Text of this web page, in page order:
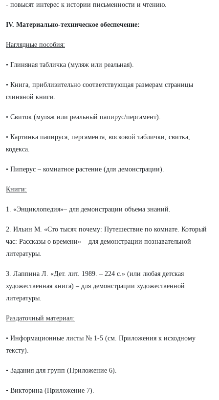
- повысят интерес к истории письменности и чтению.
IV. Материально-техническое обеспечение:
Наглядные пособия:
• Глиняная табличка (муляж или реальная).
• Книга, приблизительно соответствующая размерам страницы
глиняной книги.
• Свиток (муляж или реальный папирус/пергамент).
• Картинка папируса, пергамента, восковой таблички, свитка,
кодекса.
• Пиперус – комнатное растение (для демонстрации).
Книги:
1. «Энциклопедия»– для демонстрации объема знаний.
2. Ильин М. «Сто тысяч почему: Путешествие по комнате. Который
час: Рассказы о времени» – для демонстрации познавательной
литературы.
3. Лаппина Л. «Дет. лит. 1989. – 224 с.» (или любая детская
художественная книга) – для демонстрации художественной
литературы.
Раздаточный материал:
• Информационные листы № 1-5 (см. Приложения к исходному
тексту).
• Задания для групп (Приложение 6).
• Викторина (Приложение 7).